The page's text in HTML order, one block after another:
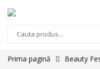
Prima pagină Beauty